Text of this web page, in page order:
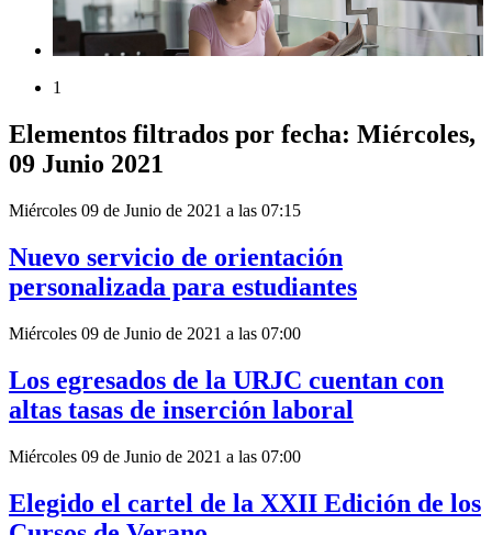
1
Elementos filtrados por fecha: Miércoles,
09 Junio 2021
Miércoles 09 de Junio de 2021 a las 07:15
Nuevo servicio de orientación
personalizada para estudiantes
Miércoles 09 de Junio de 2021 a las 07:00
Los egresados de la URJC cuentan con
altas tasas de inserción laboral
Miércoles 09 de Junio de 2021 a las 07:00
Elegido el cartel de la XXII Edición de los